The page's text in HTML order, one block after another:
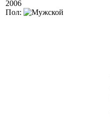
2006
Пол: